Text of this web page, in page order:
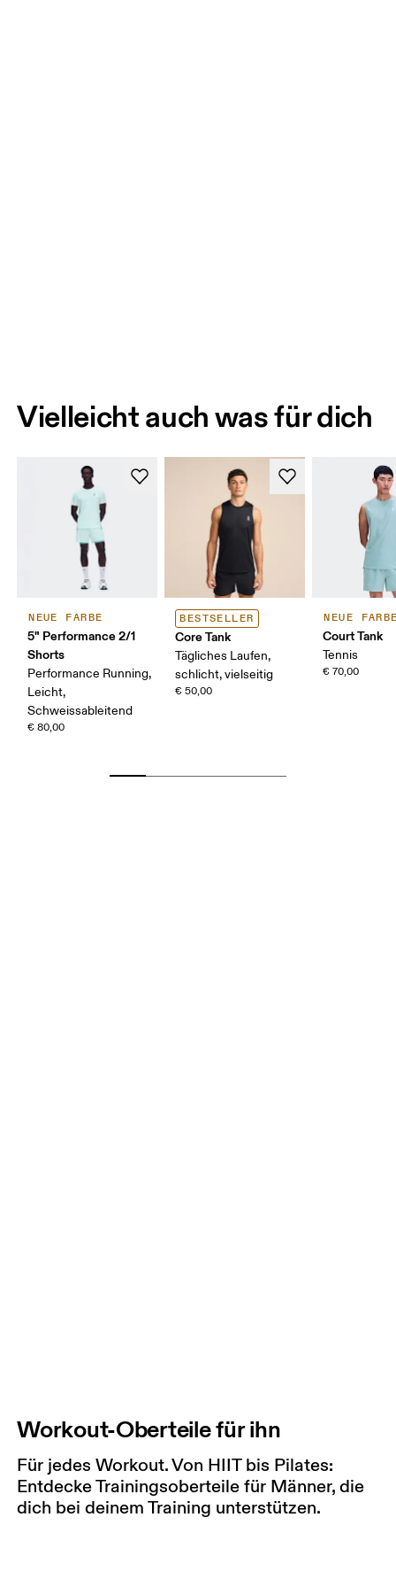
Vielleicht auch was für dich
NEUE FARBE
5" Performance 2/1
Shorts
Performance Running,
Leicht,
Schweissableitend
€ 80,00
BESTSELLER
Core Tank
Tägliches Laufen,
schlicht, vielseitig
€ 50,00
NEUE
Court Tank
Tennis
€ 70,00
Workout-Oberteile für ihn
Für jedes Workout. Von HIIT bis Pilates:
Entdecke Trainingsoberteile für Männer, die
dich bei deinem Training unterstützen.